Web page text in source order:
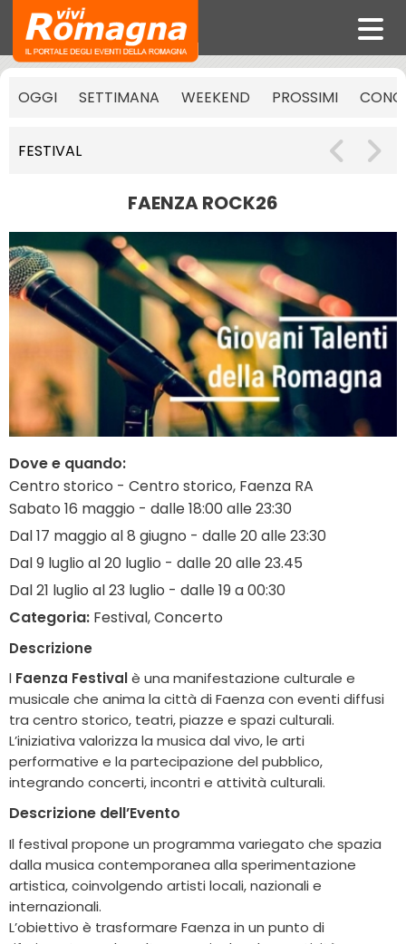
OGGI SETTIMANA WEEKEND PROSSIMI
FESTIVAL
FAENZA ROCK26
Dove e quando:
Centro storico - Centro storico, Faenza RA
Sabato 16 maggio - dalle 18:00 alle 23:30
Dal 17 maggio al 8 giugno - dalle 20 alle 23:30
Dal 9 luglio al 20 luglio - dalle 20 alle 23.45
Dal 21 luglio al 23 luglio - dalle 19 a 00:30
Categoria: Festival, Concerto
Descrizione
l Faenza Festivalè una manifestazione culturale e
musicale che anima la città di Faenza con eventi diffusi
tra centro storico, teatri, piazze e spazi culturali.
L’iniziativa valorizza la musica dal vivo, le arti
performative e la partecipazione del pubblico,
integrando concerti, incontri e attività culturali.
Descrizione dell’Evento
Il festival propone un programma variegato che spazia
dalla musica contemporanea alla sperimentazione
artistica, coinvolgendo artisti locali, nazionali e
internazionali.
L’obiettivo è trasformare Faenza in un punto di